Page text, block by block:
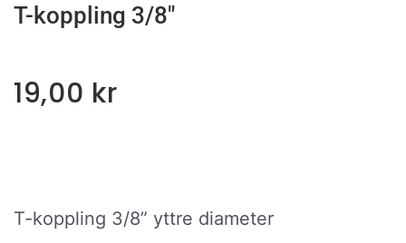
T-koppling 3/8″
19,00 kr
T-koppling 3/8” yttre diameter